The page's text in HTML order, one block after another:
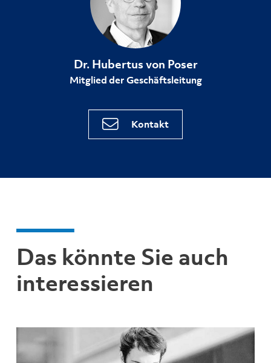
Dr. Hubertus von Poser
Mitglied der Geschäftsleitung
Kontakt
Das könnte Sie auch
interessieren